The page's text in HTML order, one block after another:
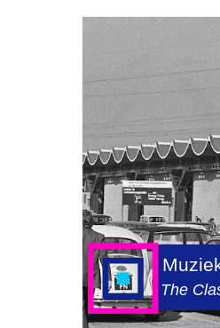
The